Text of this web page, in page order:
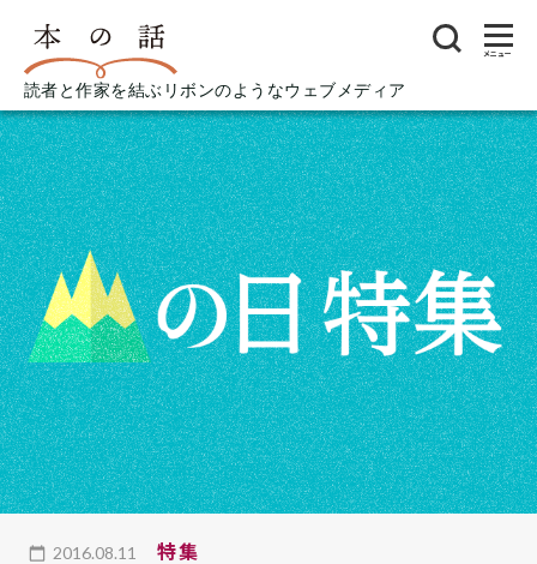
読者と作家を結ぶリボンのようなウェブメディア
メニュー
2016.08.11 特集